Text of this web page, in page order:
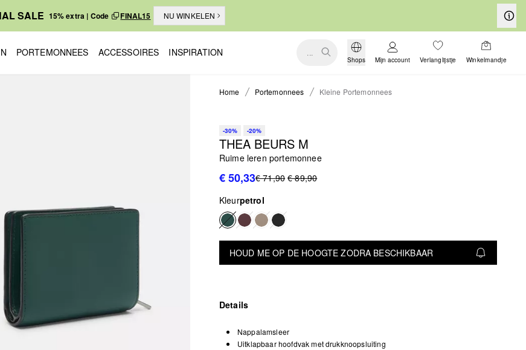
SALE 15% extra | Code FINAL15 NU WINKELEN
PORTEMONNEES ACCESSOIRES INSPIRATION ...
Shops Mijn account Verlanglijstje Winkelmandje
Home Portemonnees Kleine Portemonnees
-30% -20%
THEA BEURS M
Ruime leren portemonnee
€ 50,33€ 71,90 € 89,90
Kleurpetrol
HOUD ME OP DE HOOGTE ZODRA BESCHIKBAAR
Details
Nappalamsleer
Uitklapbaar hoofdvak met drukknoopsluiting